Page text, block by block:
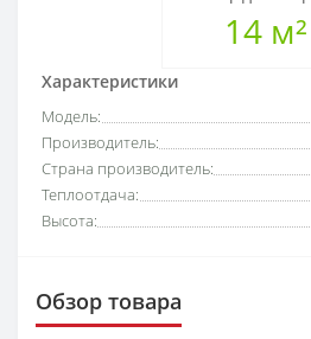
14 м²
Характеристики
Модель:
Производитель:
Страна производитель:
Теплоотдача:
Высота:
Обзор товара